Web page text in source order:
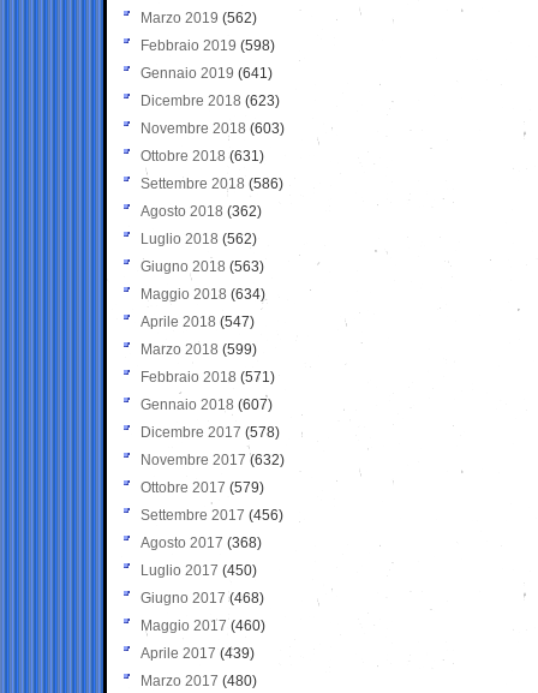
Marzo 2019 (562)
Febbraio 2019 (598)
Gennaio 2019 (641)
Dicembre 2018 (623)
Novembre 2018 (603)
Ottobre 2018 (631)
Settembre 2018 (586)
Agosto 2018 (362)
Luglio 2018 (562)
Giugno 2018 (563)
Maggio 2018 (634)
Aprile 2018 (547)
Marzo 2018 (599)
Febbraio 2018 (571)
Gennaio 2018 (607)
Dicembre 2017 (578)
Novembre 2017 (632)
Ottobre 2017 (579)
Settembre 2017 (456)
Agosto 2017 (368)
Luglio 2017 (450)
Giugno 2017 (468)
Maggio 2017 (460)
Aprile 2017 (439)
Marzo 2017 (480)